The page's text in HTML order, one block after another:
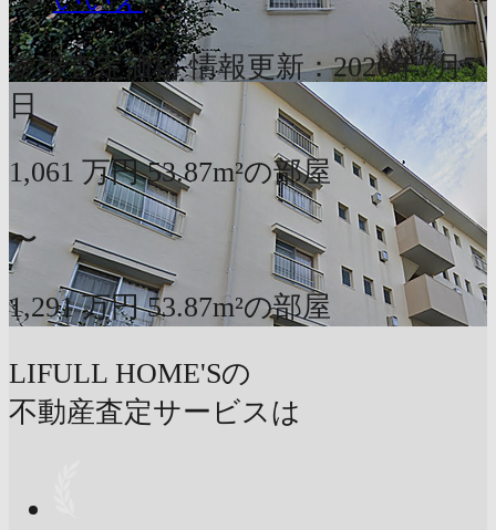
参考査定価格 情報更新：2026年7月5
日
1,061 万円 53.87m²の部屋
〜
1,291 万円 53.87m²の部屋
LIFULL HOME'Sの
不動産査定サービスは